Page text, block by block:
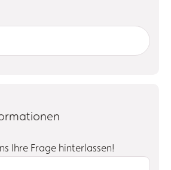
Ihre Frage hinterlassen!